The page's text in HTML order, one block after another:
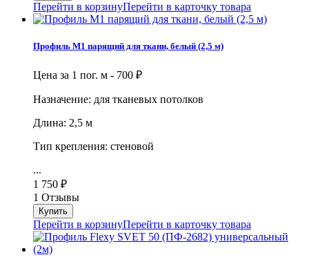
Перейти в корзинуПерейти в карточку товара
Профиль М1 парящий для ткани, белый (2,5 м)
Цена за 1 пог. м - 700 ₽
Назначение: для тканевых потолков
Длина: 2,5 м
Тип крепления: стеновой
...
1 750 ₽
1 Отзывы
Перейти в корзинуПерейти в карточку товара